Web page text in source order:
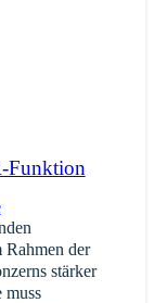
Funktion
Rahmen der
stärker
muss